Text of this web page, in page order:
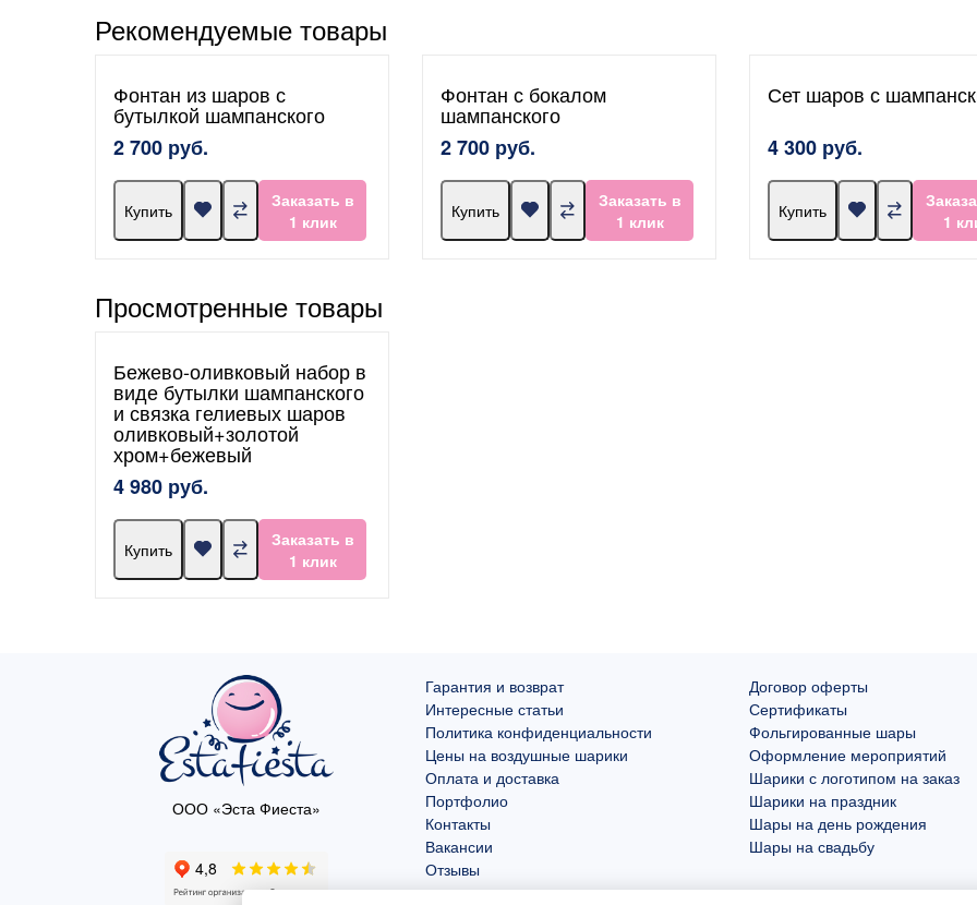
Рекомендуемые товары
Фонтан из шаров с
бутылкой шампанского
2 700 руб.
Купить
Заказать в
1 клик
Фонтан с бокалом
шампанского
2 700 руб.
Купить
Заказать в
1 клик
Сет шаров с
4 300 руб.
Купить
1
Просмотренные товары
Бежево-оливковый набор в
виде бутылки шампанского
и связка гелиевых шаров
оливковый+золотой
хром+бежевый
4 980 руб.
Купить
Заказать в
1 клик
ООО «Эста Фиеста»
Гарантия и возврат
Интересные статьи
Политика конфиденциальности
Цены на воздушные шарики
Оплата и доставка
Портфолио
Контакты
Вакансии
Отзывы
Договор оферты
Сертификаты
Фольгированные шары
Оформление мероприятий
Шарики с логотипом на заказ
Шарики на праздник
Шары на день рождения
Шары на свадьбу